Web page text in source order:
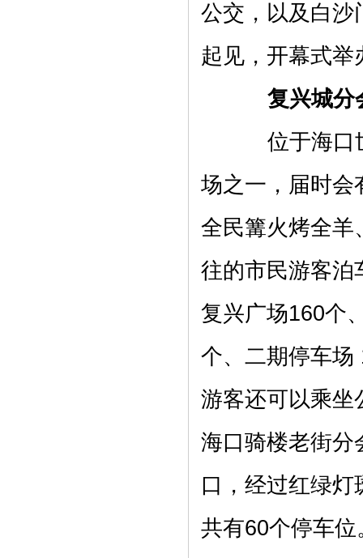
公交，以及白沙
起见，开幕式举
复兴城分
位于海口世
场之一，届时会
全民篝火烤全羊
往的市民游客泊
复兴广场160个
个、二期停车场
游客还可以乘坐
海口骑楼老街分
口，经过红绿
共有60个停车位